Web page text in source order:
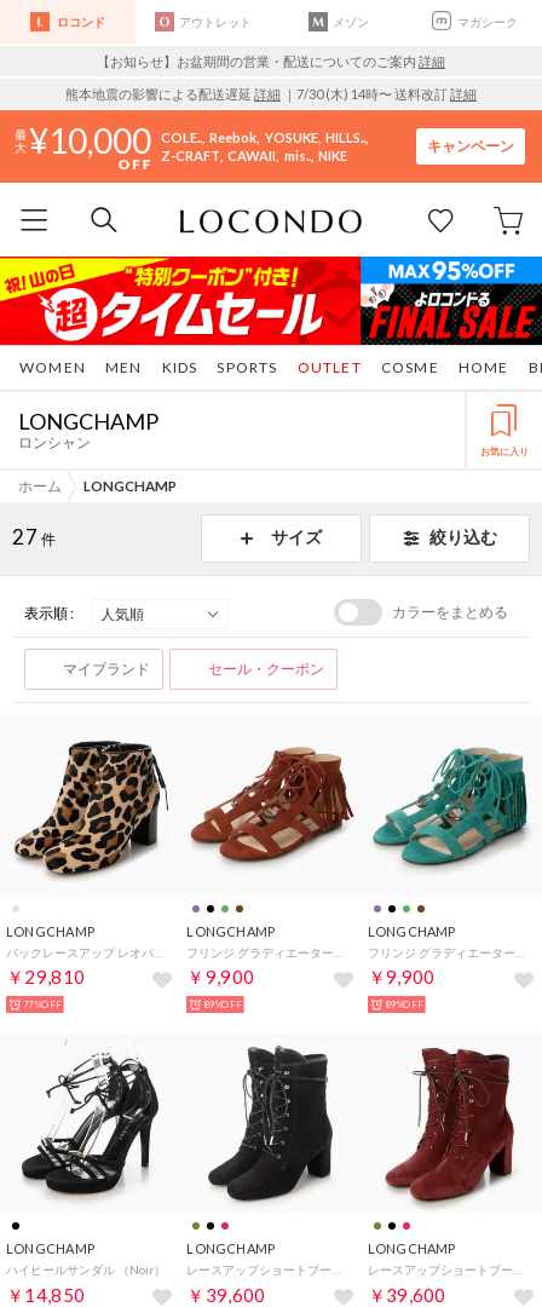
ロコンド アウトレット メゾン マガシーク
【お知らせ】お盆期間の営業・配送についてのご案内 詳細
熊本地震の影響による配送遅延 詳細 ｜7/30 (木) 14時〜 送料改訂詳細
10,000 COLE.. Reebok YOSUKE HILLS..
Z-CRAFT CAWAII mis.. NIKE
キャンペーン
WOMEN MEN KIDS SPORTS COSME HOME
OUTLET
LONGCHAMP
ロンシャン お気に入り
ホーム LONGCHAMP
27 件 サイズ 絞り込む
表示順 : カラーをまとめる
マイブランド セール・クーポン
LONGCHAMP
￥29,810
77%OFF
LONGCHAMP
￥9,900
89%OFF
LONGCHAMP
￥9,900
89%OFF
LONGCHAMP
ハイヒールサンダル （Noir）
￥14,850
LONGCHAMP
￥39,600
LONGCHAMP
￥39,600